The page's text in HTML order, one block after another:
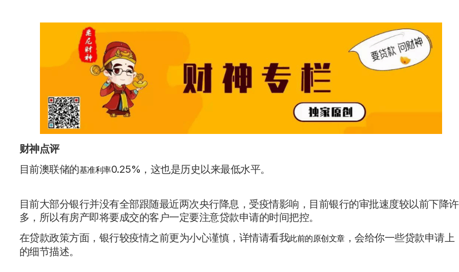
财神点评
目前澳联储的基准利率0.25%，这也是历史以来最低水平。
目前大部分银行并没有全部跟随最近两次央行降息，受疫情影响，目前银行的审批速度较以前下降许
多，所以有房产即将要成交的客户一定要注意贷款申请的时间把控。
在贷款政策方面，银行较疫情之前更为小心谨慎，详情请看我此前的原创文章，会给你一些贷款申请上
的细节描述。